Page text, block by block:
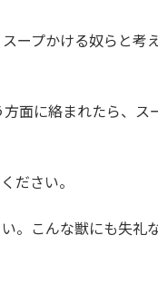
ープかける奴らと考
面に絡まれたら、
ださい。
。こんな獣にも失